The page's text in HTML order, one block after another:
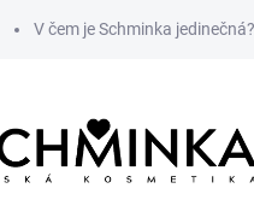
V čem je Schminka jedinečná?